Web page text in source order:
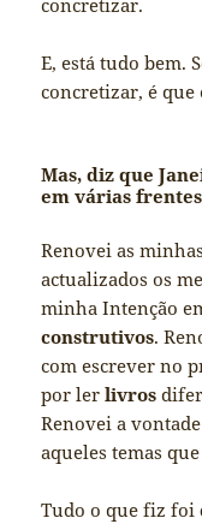
E, está tudo bem.
concretizar, é
Mas, diz que
em várias
Renovei as
actualizados os
minha Intenção
construtivos.
com escrever no
por lerlivros
Renovei a
aqueles temas
Tudo o que fiz foi